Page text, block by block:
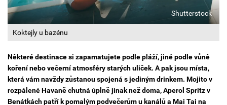
Koktejly u bazénu
Shutterstock
Některé destinace si zapamatujete podle pláží, jiné podle vůně
koření nebo večerní atmosféry starých uliček. A pak jsou místa,
která vám navždy zůstanou spojená s jediným drinkem. Mojito v
rozpálené Havaně chutná úplně jinak než doma, Aperol Spritz v
Benátkách patří k pomalým podvečerům u kanálů a Mai Tai na